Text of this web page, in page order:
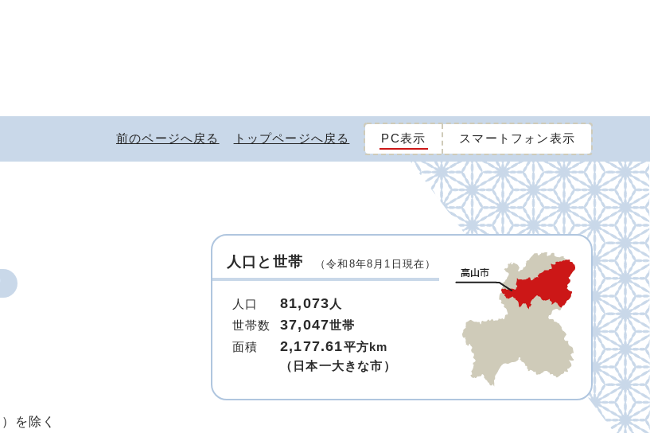
前のページへ戻る トップページへ戻る PC表示 スマートフォン表示
を除く
人口と世帯 （令和8年8月1日現在）
人口 81,073 人
世帯数
37,047世帯
面積
2,177.61平方km
（日本一大きな市）